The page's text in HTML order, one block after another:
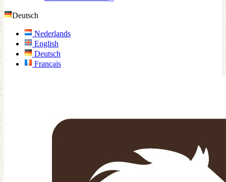
Deutsch
Nederlands
English
Deutsch
Français